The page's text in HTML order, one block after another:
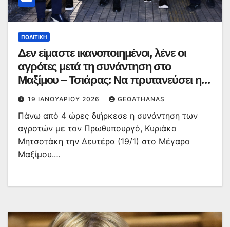
ΠΟΛΙΤΙΚΉ
Δεν είμαστε ικανοποιημένοι, λένε οι
αγρότες μετά τη συνάντηση στο
Μαξίμου – Τσιάρας: Να πρυτανεύσει η
κοινή λογική
19 ΙΑΝΟΥΑΡΊΟΥ 2026 GEOATHANAS
Πάνω από 4 ώρες διήρκεσε η συνάντηση των
αγροτών με τον Πρωθυπουργό, Κυριάκο
Μητσοτάκη την Δευτέρα (19/1) στο Μέγαρο
Μαξίμου.…